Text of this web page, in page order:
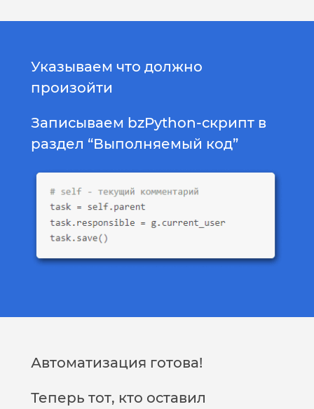
Указываем что должно
произойти
Записываем bzPython-скрипт в
раздел “Выполняемый код”
Автоматизация готова!
Теперь тот, кто оставил